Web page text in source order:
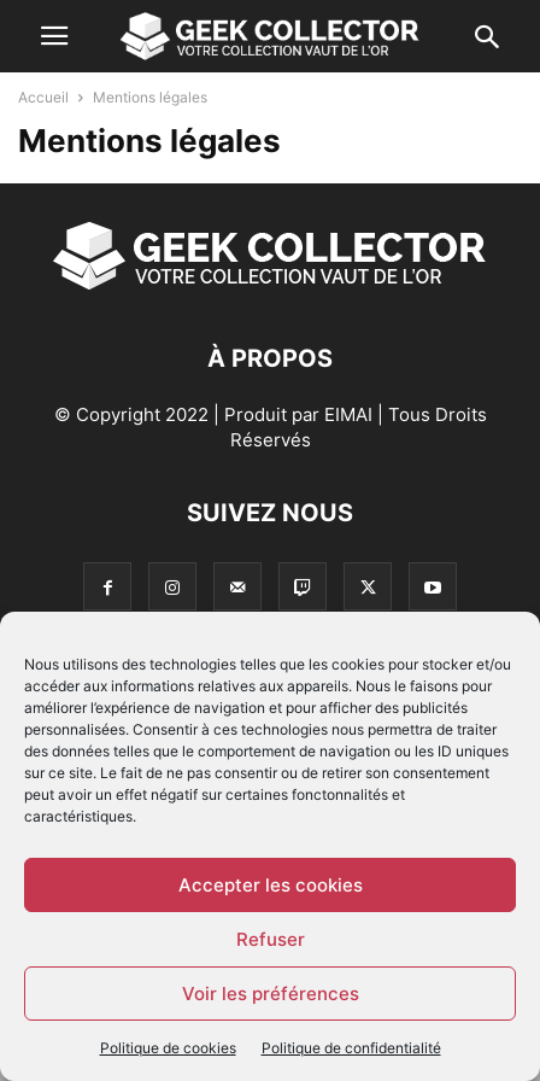
Nous utilisons des technologies telles que les cookies pour stocker et/ou
accéder aux informations relatives aux appareils. Nous le faisons pour
améliorer l’expérience de navigation et pour afficher des publicités
personnalisées. Consentir à ces technologies nous permettra de traiter
des données telles que le comportement de navigation ou les ID uniques
sur ce site. Le fait de ne pas consentir ou de retirer son consentement
peut avoir un effet négatif sur certaines fonctonnalités et
caractéristiques.
Accepter les cookies
Refuser
Voir les préférences
Politique de cookies Politique de confidentialité
Accueil Mentions légales
Mentions légales
À PROPOS
© Copyright 2022 | Produit par EIMAI | Tous Droits
Réservés
SUIVEZ NOUS
© - Création :EIMAI
WP Twitter Auto PublishPowered By :XYZScripts.com